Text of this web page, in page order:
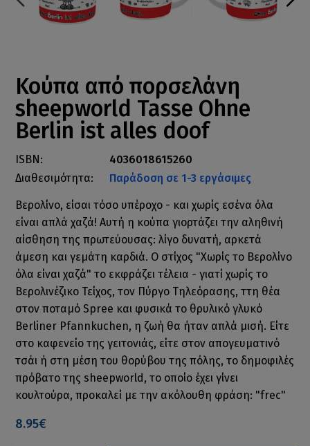
Κούπα από πορσελάνη
sheepworld Tasse Ohne
Berlin ist alles doof
ISBN:
4036018615260
Διαθεσιμότητα:
Παράδοση σε 1-3 εργάσιμες
Βερολίνο, είσαι τόσο υπέροχο - και χωρίς εσένα όλα
είναι απλά χαζά! Αυτή η κούπα γιορτάζει την αληθινή
αίσθηση της πρωτεύουσας: λίγο δυνατή, αρκετά
άμεση και γεμάτη καρδιά. Ο στίχος "Χωρίς το Βερολίνο
όλα είναι χαζά" το εκφράζει τέλεια - γιατί χωρίς το
Βερολινέζικο Τείχος, τον Πύργο Τηλεόρασης, ττη θέα
στον ποταμό Spree και φυσικά το θρυλικό γλυκό
Berliner Pfannkuchen, η ζωή θα ήταν απλά μισή. Είτε
στο καφενείο της γειτονιάς, είτε στον απογευματινό
τσάι ή στη μέση του θορύβου της πόλης, το δημοφιλές
πρόβατο της sheepworld, το οποίο έχει γίνει
κουλτούρα, προκαλεί με την ακόλουθη φράση: "frec"
8.95€